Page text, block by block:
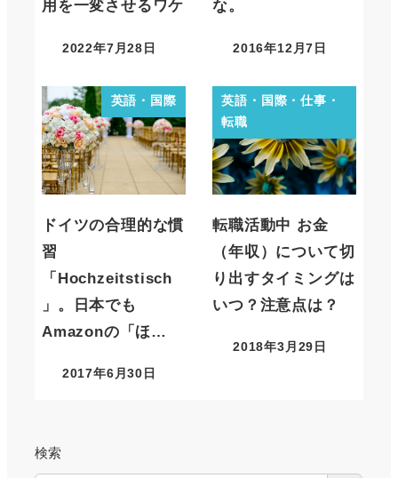
用を一変させるワケ
2022年7月28日
な。
2016年12月7日
英語・国際
ドイツの合理的な慣
習
「Hochzeitstisch
」。日本でも
Amazonの「ほ…
2017年6月30日
英語・国際・仕事・
転職
転職活動中 お金
（年収）について切
り出すタイミングは
いつ？注意点は？
2018年3月29日
検索